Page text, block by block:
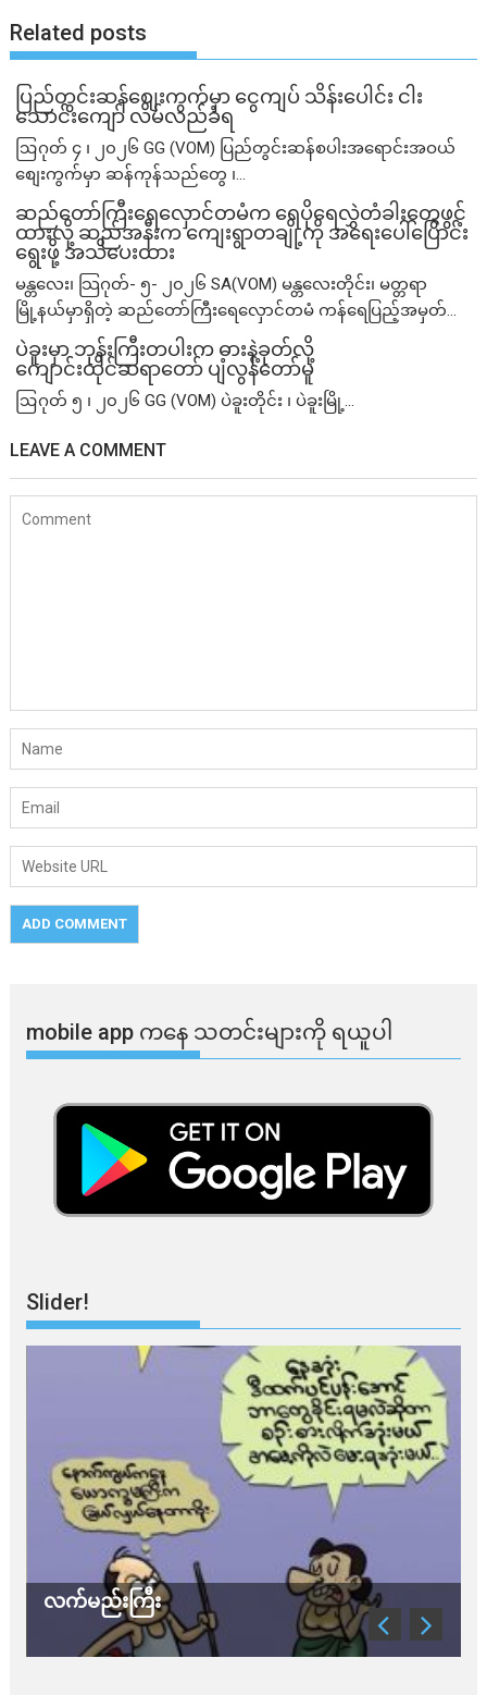
Related posts
ပြည်တွင်းဆန်စျေးကွက်မှာ ငွေကျပ် သိန်းပေါင်း ငါး​
သောင်းကျော် လိမ်လည်ခံရ
ဩဂုတ် ၄ ၊ ၂၀၂၆ GG (VOM) ပြည်တွင်းဆန်စပါးအရောင်းအဝယ်
စျေးကွက်မှာ ဆန်ကုန်သည်တွေ ၊...
ဆည်တော်ကြီးရေလှောင်တမံက ရေပိုရေလွှဲတံခါးတွေဖွင့်
ထားလို့ ဆည်အနီးက ကျေးရွာတချို့ကို အရေးပေါ်ပြောင်း
ရွေးဖို့ အသိပေးထား
မန္တလေး၊ သြဂုတ်- ၅- ၂၀၂၆ SA(VOM) မန္တလေးတိုင်း၊ မတ္တရာ
မြို့နယ်မှာရှိတဲ့ ဆည်တော်ကြီးရေလှောင်တမံ ကန်ရေပြည့်အမှတ်...
ပဲခူးမှာ ဘုန်းကြီးတပါးက ဓားနဲ့ခုတ်လို့
ကျောင်းထိုင်ဆရာတော် ပျံလွန်တော်မူ
ဩဂုတ် ၅ ၊ ၂၀၂၆ GG (VOM) ပဲခူးတိုင်း ၊ ပဲခူးမြို့...
LEAVE A COMMENT
mobile app ​​ကနေ ​​သတင်းများကို ရယူပါ
Slider!
လက်မည်းကြီး